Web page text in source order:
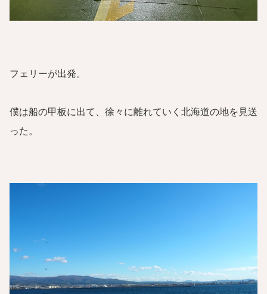
フェリーが出発。
僕は船の甲板に出て、徐々に離れていく北海道の地を見送
った。